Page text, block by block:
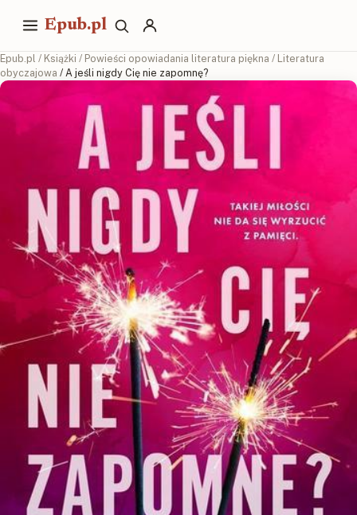
Epub.pl
Epub.pl / Książki / Powieści opowiadania literatura piękna / Literatura
obyczajowa / A jeśli nigdy Cię nie zapomnę?